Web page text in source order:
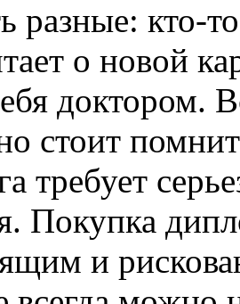
разные: кто-
о новой
доктором.
стоит
требует
Покупка
и